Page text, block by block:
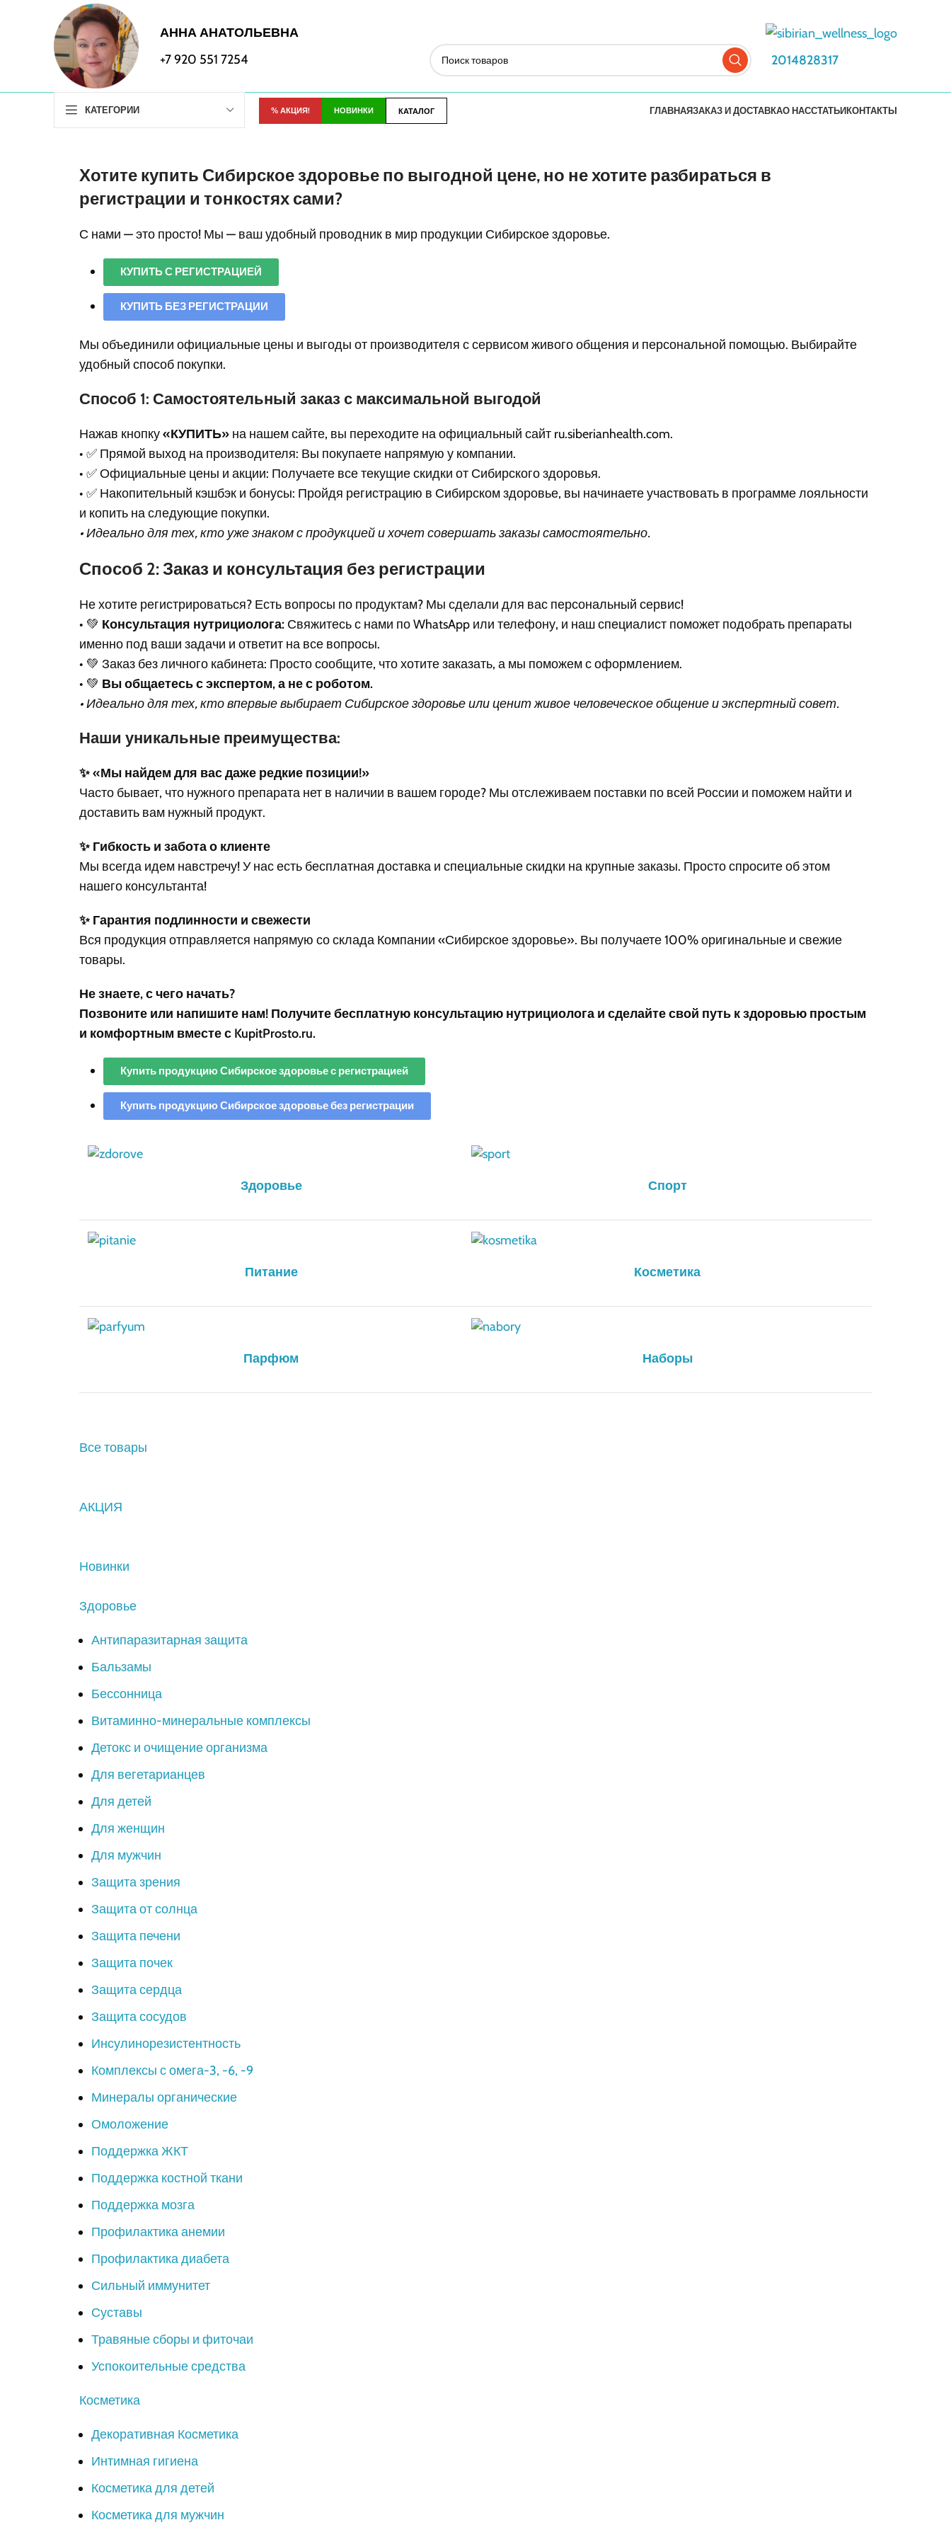
АННА АНАТОЛЬЕВНА
+7 920 551 7254
2014828317
КАТЕГОРИИ % АКЦИЯ! НОВИНКИ КАТАЛОГ ГЛАВНАЯЗАКАЗ И ДОСТАВКАО НАССТАТЬИКОНТАКТЫ
Хотите купить Сибирское здоровье по выгодной цене, но не хотите разбираться в
регистрации и тонкостях сами?
С нами — это просто! Мы — ваш удобный проводник в мир продукции Сибирское здоровье.
КУПИТЬ С РЕГИСТРАЦИЕЙ
КУПИТЬ БЕЗ РЕГИСТРАЦИИ
Мы объединили официальные цены и выгоды от производителя с сервисом живого общения и персональной помощью. Выбирайте
удобный способ покупки.
Способ 1: Самостоятельный заказ с максимальной выгодой
Нажав кнопку«КУПИТЬ» на нашем сайте, вы переходите на официальный сайт ru.siberianhealth.com.
• ✅ Прямой выход на производителя: Вы покупаете напрямую у компании.
• ✅ Официальные цены и акции: Получаете все текущие скидки от Сибирского здоровья.
• ✅ Накопительный кэшбэк и бонусы: Пройдя регистрацию в Сибирском здоровье, вы начинаете участвовать в программе лояльности
и копить на следующие покупки.
• Идеально для тех, кто уже знаком с продукцией и хочет совершать заказы самостоятельно.
Способ 2: Заказ и консультация без регистрации
Не хотите регистрироваться? Есть вопросы по продуктам? Мы сделали для вас персональный сервис!
• 💚 Консультация нутрициолога: Свяжитесь с нами по WhatsApp или телефону, и наш специалист поможет подобрать препараты
именно под ваши задачи и ответит на все вопросы.
• 💚 Заказ без личного кабинета: Просто сообщите, что хотите заказать, а мы поможем с оформлением.
• 💚 Вы общаетесь с экспертом, а не с роботом.
• Идеально для тех, кто впервые выбирает Сибирское здоровье или ценит живое человеческое общение и экспертный совет.
Наши уникальные преимущества:
✨ «Мы найдем для вас даже редкие позиции!»
Часто бывает, что нужного препарата нет в наличии в вашем городе? Мы отслеживаем поставки по всей России и поможем найти и
доставить вам нужный продукт.
✨ Гибкость и забота о клиенте
Мы всегда идем навстречу! У нас есть бесплатная доставка и специальные скидки на крупные заказы. Просто спросите об этом
нашего консультанта!
✨ Гарантия подлинности и свежести
Вся продукция отправляется напрямую со склада Компании «Сибирское здоровье». Вы получаете 100% оригинальные и свежие
товары.
Не знаете, с чего начать?
Позвоните или напишите нам! Получите бесплатную консультацию нутрициолога и сделайте свой путь к здоровью простым
и комфортным вместе с KupitProsto.ru.
Купить продукцию Сибирское здоровье с регистрацией
Купить продукцию Сибирское здоровье без регистрации
Здоровье Спорт
Питание Косметика
Парфюм Наборы
Все товары
АКЦИЯ
Новинки
Здоровье
Антипаразитарная защита
Бальзамы
Бессонница
Витаминно-минеральные комплексы
Детокс и очищение организма
Для вегетарианцев
Для детей
Для женщин
Для мужчин
Защита зрения
Защита от солнца
Защита печени
Защита почек
Защита сердца
Защита сосудов
Инсулинорезистентность
Комплексы с омега-3, -6, -9
Минералы органические
Омоложение
Поддержка ЖКТ
Поддержка костной ткани
Поддержка мозга
Профилактика анемии
Профилактика диабета
Сильный иммунитет
Суставы
Травяные сборы и фиточаи
Успокоительные средства
Косметика
Декоративная Косметика
Интимная гигиена
Косметика для детей
Косметика для мужчин